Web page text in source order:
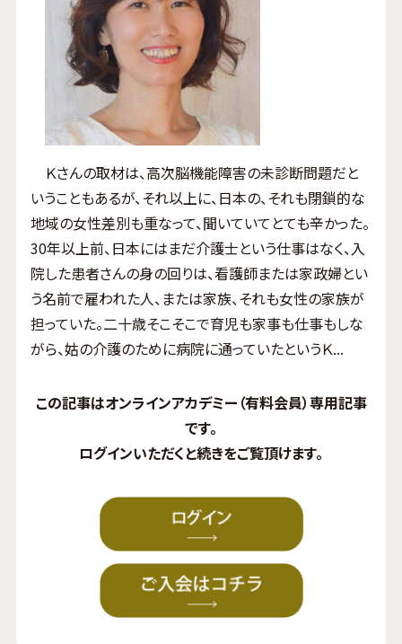
Ｋさんの取材は、高次脳機能障害の未診断問題だと
いうこともあるが、それ以上に、日本の、それも閉鎖的な
地域の女性差別も重なって、聞いていてとても辛かった。
30年以上前、日本にはまだ介護士という仕事はなく、入
院した患者さんの身の回りは、看護師または家政婦とい
う名前で雇われた人、または家族、それも女性の家族が
担っていた。二十歳そこそこで育児も家事も仕事もしな
がら、姑の介護のために病院に通っていたというＫ...
この記事はオンラインアカデミー（有料会員）専用記事
です。
ログインいただくと続きをご覧頂けます。